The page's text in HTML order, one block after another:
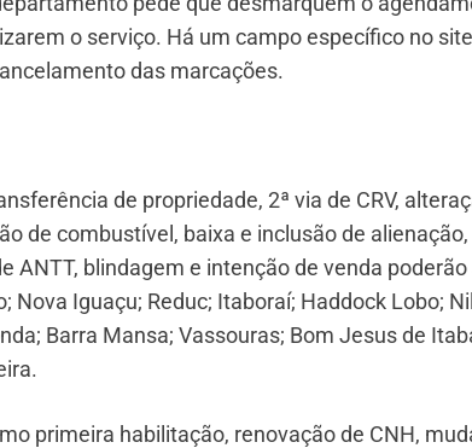
o serviço. Há um campo específico no
das marcações.
de propriedade, 2ª via de CRV,
de combustível, baixa e inclusão de
ANTT, blindagem e intenção de venda
Nova Iguaçu; Reduc; Itaboraí; Haddock Lobo;
Barra Mansa; Vassouras; Bom Jesus de
primeira habilitação, renovação de CNH,